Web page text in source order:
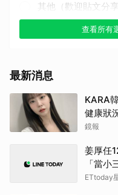
其他（歡迎貼文分
查看所有
最新消息
KARA
健康狀
鏡報
姜厚任
「當小
ETtoday